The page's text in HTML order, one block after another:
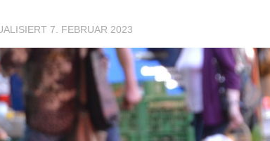
7. FEBRUAR 2023